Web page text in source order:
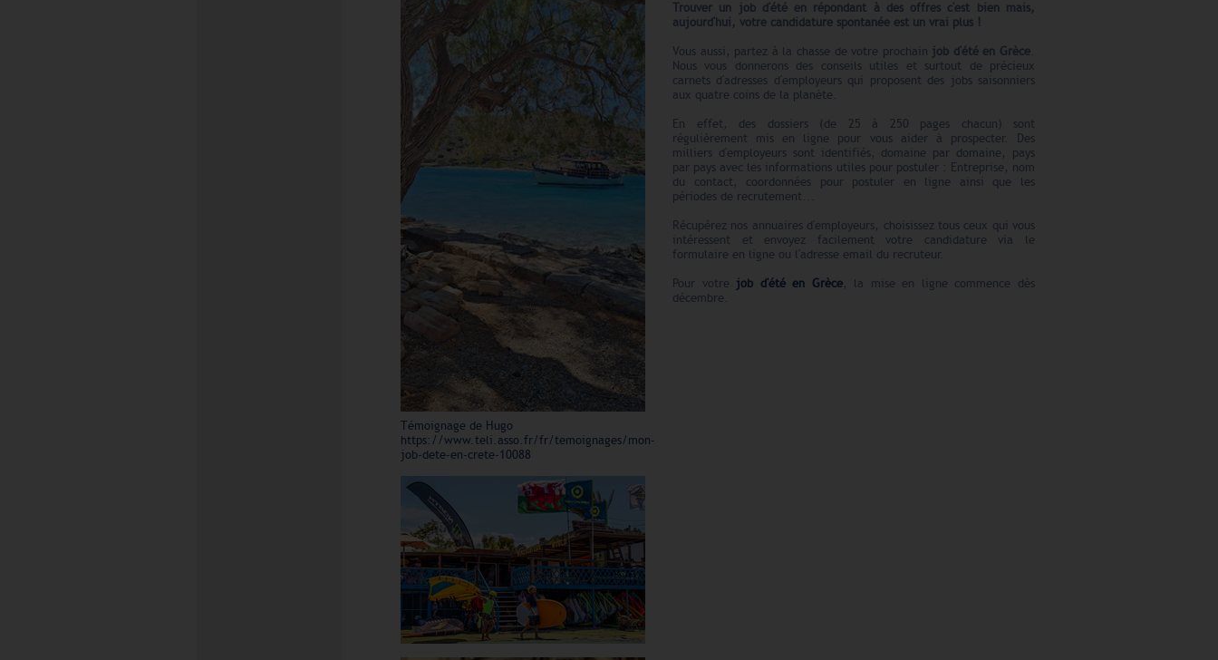
Témoignage de Hugo
https://www.teli.asso.fr/fr/temoignages/mon-
job-dete-en-crete-10088
Trouver un job d'été en répondant à des offres c'est bien mais,
aujourd'hui, votre candidature spontanée est un vrai plus !
Vous aussi, partez à la chasse de votre prochain job d'été en Grèce.
Nous vous donnerons des conseils utiles et surtout de précieux
carnets d'adresses d'employeurs qui proposent des jobs saisonniers
aux quatre coins de la planète.
En effet, des dossiers (de 25 à 250 pages chacun) sont
régulièrement mis en ligne pour vous aider à prospecter. Des
milliers d'employeurs sont identifiés, domaine par domaine, pays
par pays avec les informations utiles pour postuler : Entreprise, nom
du contact, coordonnées pour postuler en ligne ainsi que les
périodes de recrutement...
Récupérez nos annuaires d'employeurs, choisissez tous ceux qui vous
intéressent et envoyez facilement votre candidature via le
formulaire en ligne ou l'adresse email du recruteur.
Pour votre job d'été en Grèce, la mise en ligne commence dès
décembre.